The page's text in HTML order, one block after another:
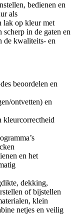
bedienen en
als
lak op kleur met
in de gaten en
de kwaliteits- en
beoordelen en
ontvetten) en
kleurcorrectheid
en het
dekking,
of bijstellen
klein
netjes en veilig